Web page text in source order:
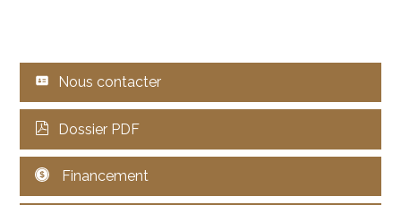
Nous contacter
Dossier PDF
Financement